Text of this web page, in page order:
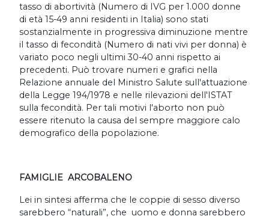
tasso di abortività (Numero di IVG per 1.000 donne
di età 15-49 anni residenti in Italia) sono stati
sostanzialmente in progressiva diminuzione mentre
il tasso di fecondità (Numero di nati vivi per donna) è
variato poco negli ultimi 30-40 anni rispetto ai
precedenti. Può trovare numeri e grafici nella
Relazione annuale del Ministro Salute sull'attuazione
della Legge 194/1978 e nelle rilevazioni dell'ISTAT
sulla fecondità. Per tali motivi l'aborto non può
essere ritenuto la causa del sempre maggiore calo
demografico della popolazione.
FAMIGLIE ARCOBALENO
Lei in sintesi afferma che le coppie di sesso diverso
sarebbero “naturali”, che uomo e donna sarebbero